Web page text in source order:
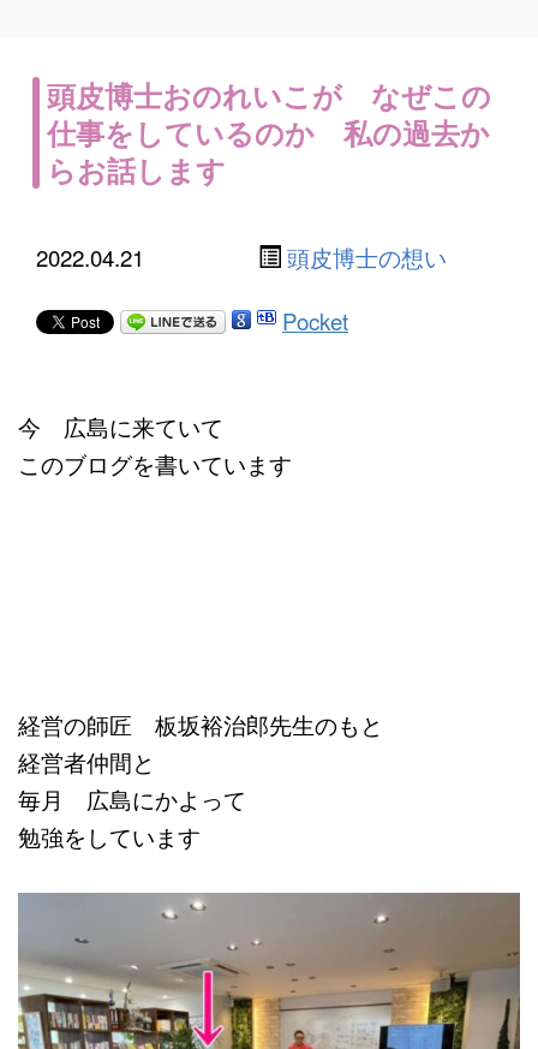
頭皮博士おのれいこが なぜこの
仕事をしているのか 私の過去か
らお話します
2022.04.21 頭皮博士の想い
Pocket
今 広島に来ていて
このブログを書いています
経営の師匠 板坂裕治郎先生のもと
経営者仲間と
毎月 広島にかよって
勉強をしています